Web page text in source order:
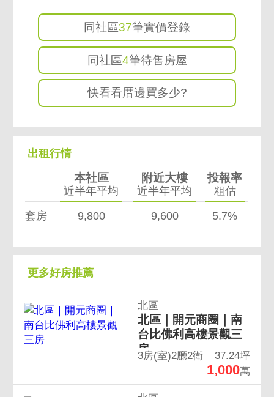
同社區37筆實價登錄
同社區4筆待售房屋
快看看厝邊買多少?
出租行情
本社區
近半年平均
附近大樓
近半年平均
投報率
粗估
套房 9,800 9,600 5.7%
更多好房推薦
北區
北區｜開元商圈｜南
台比佛利高樓景觀三
房
3房(室)2廳2衛 37.24坪
1,000萬